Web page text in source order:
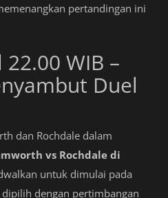
pertandingan ini
WIB –
Duel
dan Rochdale dalam
vs Rochdale di
untuk dimulai pada
dengan pertimbangan